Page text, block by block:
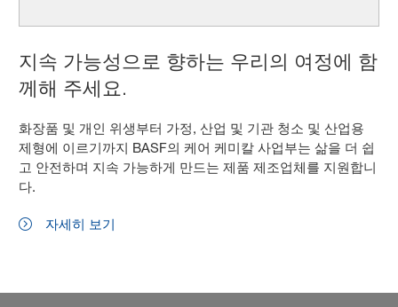
지속 가능성으로 향하는 우리의 여정에 함
께해 주세요.
화장품 및 개인 위생부터 가정, 산업 및 기관 청소 및 산업용
제형에 이르기까지 BASF의 케어 케미칼 사업부는 삶을 더 쉽
고 안전하며 지속 가능하게 만드는 제품 제조업체를 지원합니
다.
자세히 보기